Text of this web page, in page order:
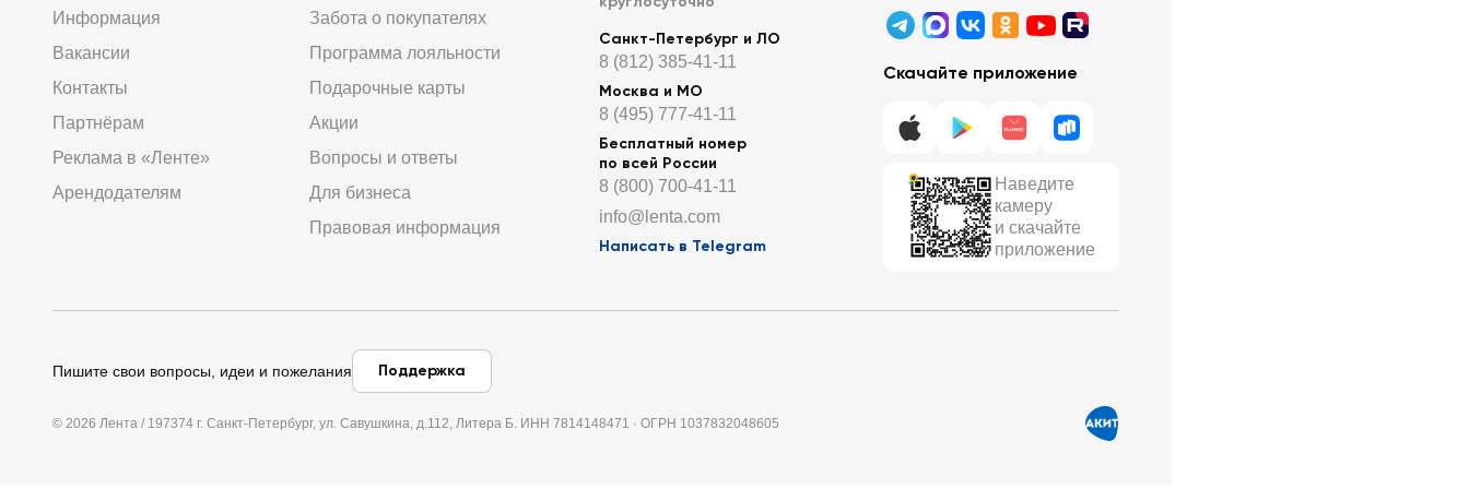
Информация
Вакансии
Контакты
Партнёрам
Реклама в «Ленте»
Арендодателям
Забота о покупателях
Программа лояльности
Подарочные карты
Акции
Вопросы и ответы
Для бизнеса
Правовая информация
Санкт-Петербург и ЛО
8 (812) 385-41-11
Москва и МО
8 (495) 777-41-11
Бесплатный номер
по всей России
8 (800) 700-41-11
info@lenta.com
Написать в Telegram
Скачайте приложение
Наведите
камеру
и скачайте
приложение
Пишите свои вопросы, идеи и пожелания Поддержка
© 2026 Лента / 197374 г. Санкт-Петербург, ул. Савушкина, д.112, Литера Б. ИНН 7814148471 · ОГРН 1037832048605